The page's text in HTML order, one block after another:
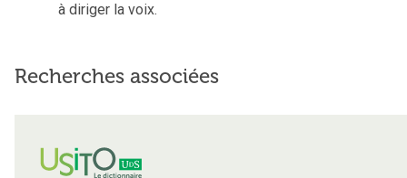
à diriger la voix.
Recherches associées